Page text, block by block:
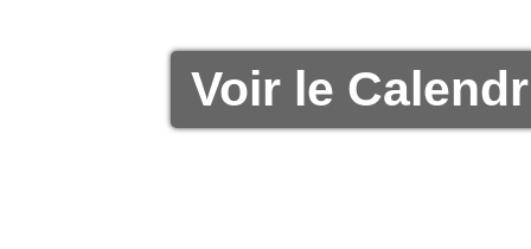
Voir le